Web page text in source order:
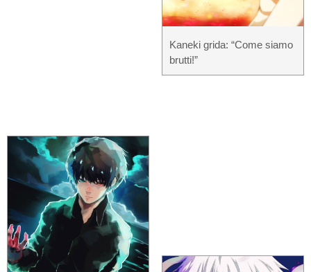
Kaneki grida: “Come siamo
brutti!”